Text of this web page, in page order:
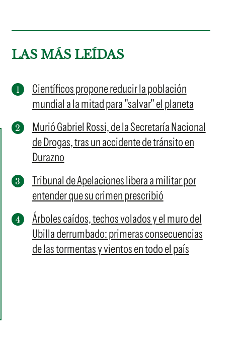
LAS MÁS LEÍDAS
Científicos propone reducir la población
mundial a la mitad para "salvar" el planeta
Murió Gabriel Rossi, de la Secretaría Nacional
de Drogas, tras un accidente de tránsito en
Durazno
Tribunal de Apelaciones libera a militar por
entender que su crimen prescribió
Árboles caídos, techos volados y el muro del
Ubilla derrumbado: primeras consecuencias
de las tormentas y vientos en todo el país